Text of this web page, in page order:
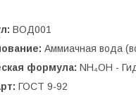
ВОД001
Аммиачная вода
формула: NH₄OH -
ГОСТ 9-92